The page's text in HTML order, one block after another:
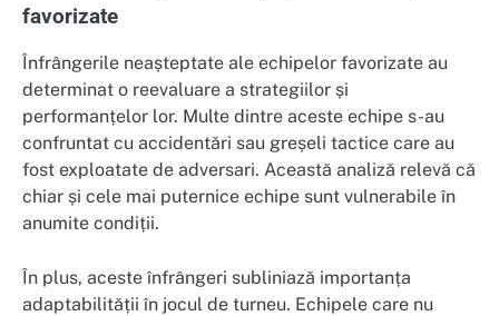
favorizate
Înfrângerile neașteptate ale echipelor favorizate au
determinat o reevaluare a strategiilor și
performanțelor lor. Multe dintre aceste echipe s-au
confruntat cu accidentări sau greșeli tactice care au
fost exploatate de adversari. Această analiză relevă că
chiar și cele mai puternice echipe sunt vulnerabile în
anumite condiții.
În plus, aceste înfrângeri subliniază importanța
adaptabilității în jocul de turneu. Echipele care nu